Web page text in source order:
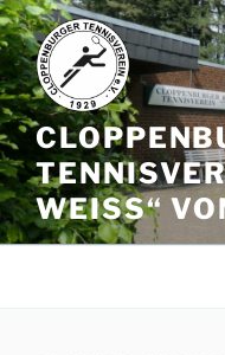
Zum
Inhalt
springen
WEISS“